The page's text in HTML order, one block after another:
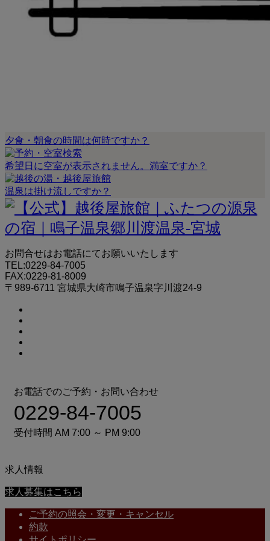
夕食・朝食の時間は何時ですか？
希望日に空室が表示されません。満室ですか？
温泉は掛け流しですか？
お問合せはお電話にてお願いいたします
TEL:0229-84-7005
FAX:0229-81-8009
〒989-6711 宮城県大崎市鳴子温泉字川渡24-9
お電話でのご予約・お問い合わせ
0229-84-7005
受付時間 AM 7:00 ～ PM 9:00
求人情報
求人募集はこちら
ご予約の照会・変更・キャンセル
約款